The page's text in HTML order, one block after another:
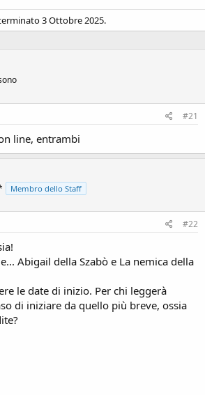
3 Ottobre 2025.
#21
line, entrambi
Membro dello Staff
#22
Abigail della Szabò e La nemica della
le date di inizio. Per chi leggerà
di iniziare da quello più breve, ossia